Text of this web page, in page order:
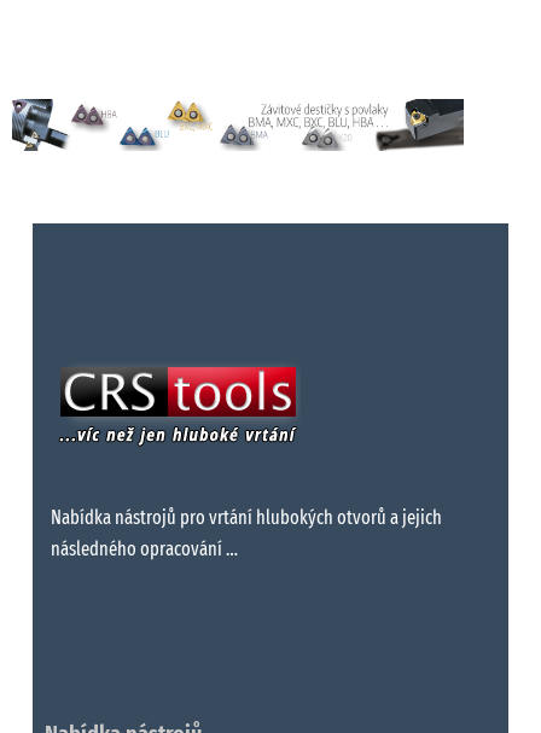
Nabídka nástrojů pro vrtání hlubokých otvorů a jejich
následného opracování …